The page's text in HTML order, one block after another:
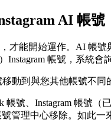
AI 帳號
才能開始運作。AI 帳
帳號，系統會
動到與您其他帳號不
帳號、Instagram 帳號
號管理中心移除。如此